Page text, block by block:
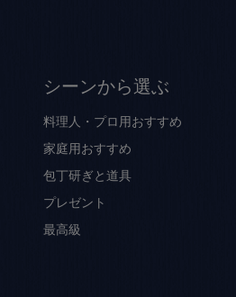
シーンから選ぶ
料理人・プロ用おすすめ
家庭用おすすめ
包丁研ぎと道具
プレゼント
最高級